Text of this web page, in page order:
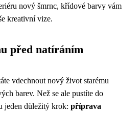
nový šmrnc, křídové barvy vám
kreativní vize.
před natíráním
vdechnout nový život starému
barev. Než se ale pustíte do
jeden důležitý krok: příprava